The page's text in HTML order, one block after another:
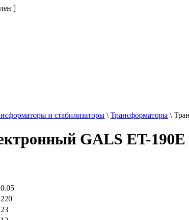
]
и стабилизаторы \ Трансформаторы \
GALS ET-
0.05
220
23